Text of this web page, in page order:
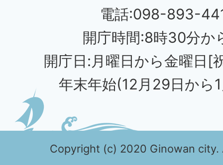
電話:098-893-
開庁時間:8時30分か
開庁日:月曜日から金曜日[
年末年始(12月29日から
Copyright (c) 2020 Ginowan city.